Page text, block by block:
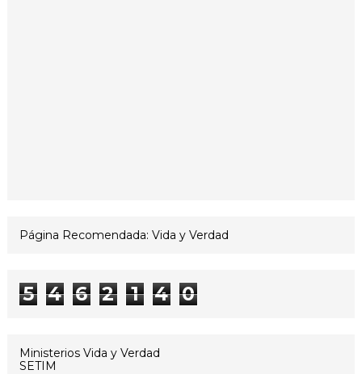
Página Recomendada: Vida y Verdad
5 4 6 2 1 4 0
Ministerios Vida y Verdad
SETIM